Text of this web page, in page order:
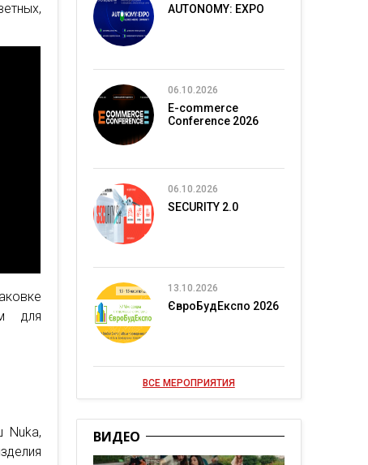
для
Nuka,
AUTONOMY: EXPO
06.10.2026
E-commerce
Conference 2026
06.10.2026
SECURITY 2.0
13.10.2026
ЄвроБудЕкспо 2026
ВСЕ МЕРОПРИЯТИЯ
ВИДЕО